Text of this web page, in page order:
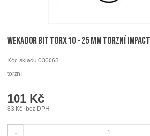
WEKADOR Bit torx 10 - 25 mm torzní IMPACT
Kód skladu 036063
torzní
101 Kč
83 Kč bez DPH
-